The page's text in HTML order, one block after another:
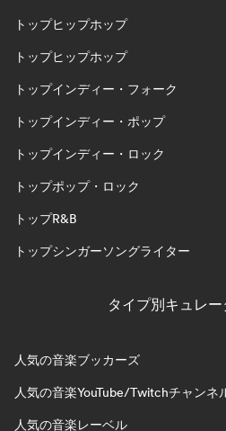
トップヒップホップ
トップヒップホップ
トップインディー・フォーク
トップインディー・ポップ
トップインディー・ロック
トップポップ・ロック
トップR&B
トップシンガーソングライター
タイプ別キュレー
人気の音楽ブッカーズ
人気の音楽YouTube/Twitchチャンネ
人気の音楽レーベル